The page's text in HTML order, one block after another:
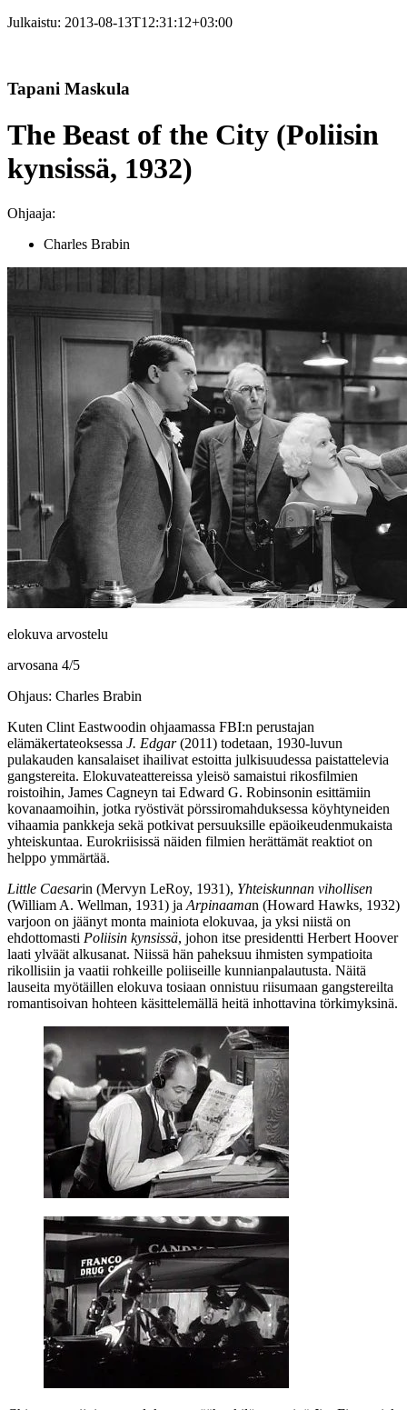
Julkaistu: 2013-08-13T12:31:12+03:00
Tapani Maskula
The Beast of the City (Poliisin
kynsissä, 1932)
Ohjaaja:
Charles Brabin
elokuva arvostelu
arvosana 4/5
Ohjaus: Charles Brabin
Kuten Clint Eastwoodin ohjaamassa FBI:n perustajan
elämäkertateoksessa J. Edgar(2011) todetaan, 1930‑luvun
pulakauden kansalaiset ihailivat estoitta julkisuudessa paistattelevia
gangstereita. Elokuvateattereissa yleisö samaistui rikosfilmien
roistoihin, James Cagneyn tai Edward G. Robinsonin esittämiin
kovanaamoihin, jotka ryöstivät pörssiromahduksessa köyhtyneiden
vihaamia pankkeja sekä potkivat persuuksille epäoikeudenmukaista
yhteiskuntaa. Eurokriisissä näiden filmien herättämät reaktiot on
helppo ymmärtää.
Little Caesarin (Mervyn LeRoy, 1931), Yhteiskunnan vihollisen
(William A. Wellman, 1931) ja Arpinaaman (Howard Hawks, 1932)
varjoon on jäänyt monta mainiota elokuvaa, ja yksi niistä on
ehdottomasti Poliisin kynsissä, johon itse presidentti Herbert Hoover
laati ylväät alkusanat. Niissä hän paheksuu ihmisten sympatioita
rikollisiin ja vaatii rohkeille poliiseille kunnianpalautusta. Näitä
lauseita myötäillen elokuva tosiaan onnistuu riisumaan gangstereilta
romantisoivan hohteen käsittelemällä heitä inhottavina törkimyksinä.